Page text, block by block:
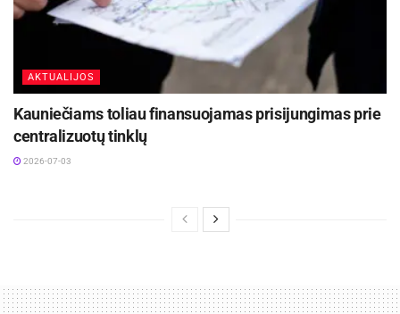
AKTUALIJOS
Kauniečiams toliau finansuojamas prisijungimas prie
centralizuotų tinklų
2026-07-03